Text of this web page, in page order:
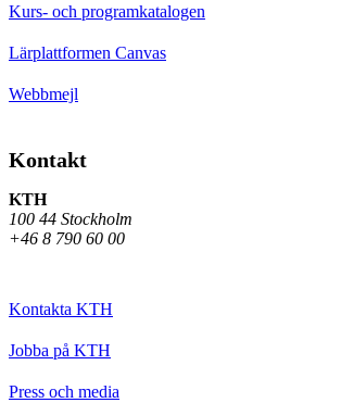
Kurs- och programkatalogen
Lärplattformen Canvas
Webbmejl
Kontakt
KTH
100 44 Stockholm
+46 8 790 60 00
Kontakta KTH
Jobba på KTH
Press och media